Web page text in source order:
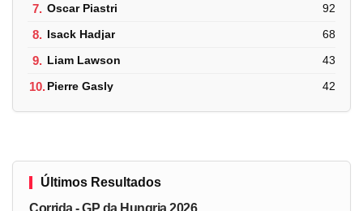
7. Oscar Piastri 92
8. Isack Hadjar 68
9. Liam Lawson 43
10.Pierre Gasly 42
Últimos Resultados
Corrida - GP da Hungria 2026